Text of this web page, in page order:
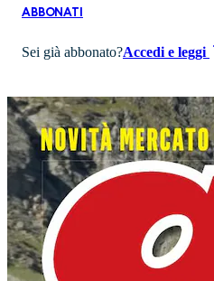
ABBONATI
Sei già abbonato?Accedi e leggi